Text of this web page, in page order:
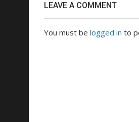
LEAVE A COMMENT
You must be logged in to